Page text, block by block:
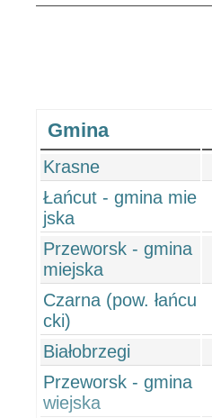
Gmina
Krasne
Łańcut - gmina mie
jska
Przeworsk - gmina
miejska
Czarna (pow. łańcu
cki)
Białobrzegi
Przeworsk - gmina
wiejska